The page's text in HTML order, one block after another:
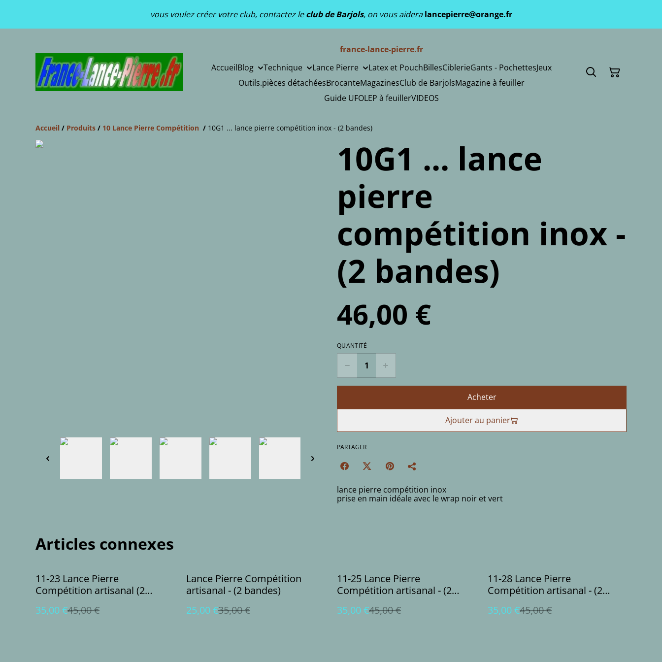
vous voulez créer votre club, contactez leclub de Barjols, on vous aideralancepierre@orange.fr
france-lance-pierre.fr
AccueilBlog Technique Lance Pierre Latex et PouchBillesCiblerieGants - PochettesJeux
Outils.pièces détachéesBrocanteMagazinesClub de BarjolsMagazine à feuiller
Guide UFOLEP à feuillerVIDEOS
Accueil / Produits / 10 Lance Pierre Compétition / 10G1 ... lance pierre compétition inox - (2 bandes)
10G1 ... lance
pierre
compétition inox -
(2 bandes)
46,00 €
QUANTITÉ
Acheter
Ajouter au panier
PARTAGER
lance pierre compétition inox
prise en main idéale avec le wrap noir et vert
Articles connexes
%
11-23 Lance Pierre
Compétition artisanal (2
35,00 €45,00 €
%
Lance Pierre Compétition
artisanal - (2 bandes)
25,00 €35,00 €
%
11-25 Lance Pierre
Compétition artisanal - (2
35,00 €45,00 €
%
11-28 Lance Pierre
Compétition artisanal - (2
35,00 €45,00 €